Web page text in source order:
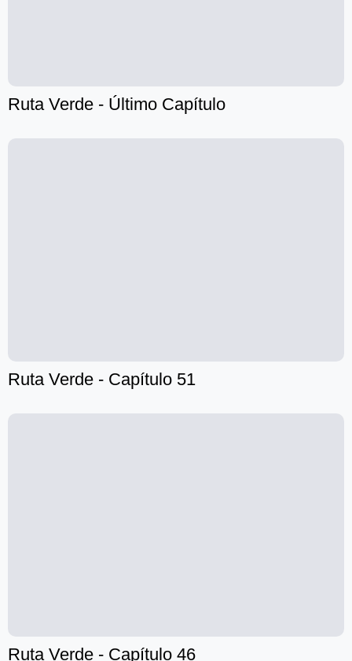
Ruta Verde - Último Capítulo
Ruta Verde - Capítulo 51
Ruta Verde - Capítulo 46